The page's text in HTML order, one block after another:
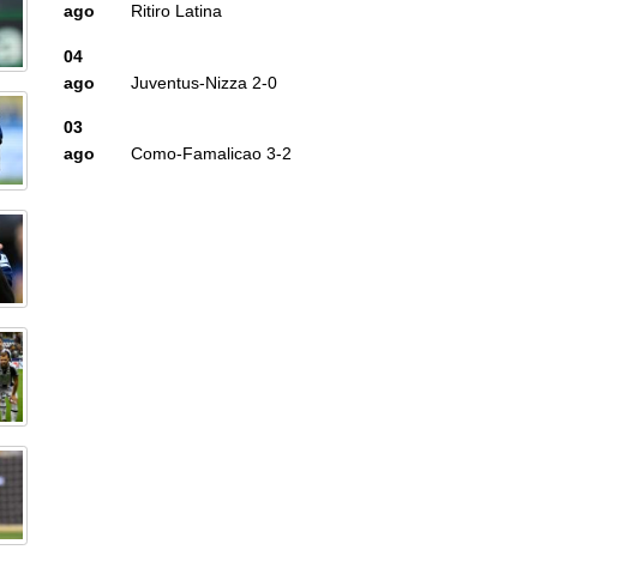
ago
Ritiro Latina
04
ago
Juventus-Nizza 2-0
03
ago
Como-Famalicao 3-2